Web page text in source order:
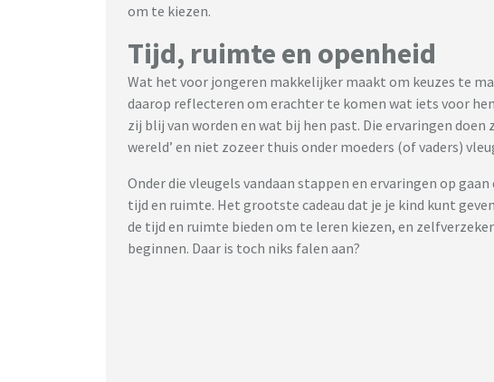
om te kiezen.
Tijd, ruimte en openheid
Wat het voor jongeren makkelijker maakt om keuzes te
daarop reflecteren om erachter te komen wat iets voor
zij blij van worden en wat bij hen past. Die ervaringen doen
wereld’ en niet zozeer thuis onder moeders (of vaders)
Onder die vleugels vandaan stappen en ervaringen op
tijd en ruimte. Het grootste cadeau dat je je kind kunt
de tijd en ruimte bieden om te leren kiezen, en
beginnen. Daar is toch niks falen aan?